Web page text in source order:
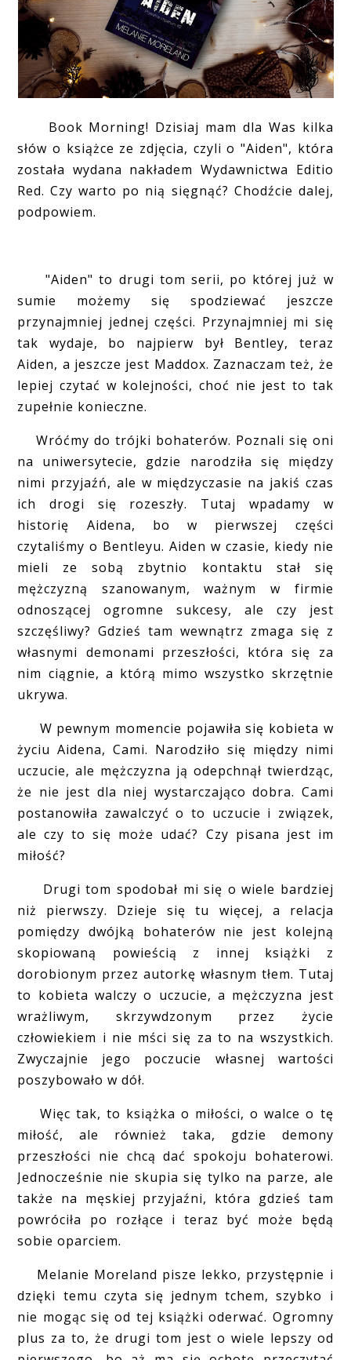
Book Morning! Dzisiaj mam dla Was kilka
słów o książce ze zdjęcia, czyli o "Aiden", która
została wydana nakładem Wydawnictwa Editio
Red. Czy warto po nią sięgnąć? Chodźcie dalej,
podpowiem.
"Aiden" to drugi tom serii, po której już w
sumie możemy się spodziewać jeszcze
przynajmniej jednej części. Przynajmniej mi się
tak wydaje, bo najpierw był Bentley, teraz
Aiden, a jeszcze jest Maddox. Zaznaczam też, że
lepiej czytać w kolejności, choć nie jest to tak
zupełnie konieczne.
Wróćmy do trójki bohaterów. Poznali się oni
na uniwersytecie, gdzie narodziła się między
nimi przyjaźń, ale w międzyczasie na jakiś czas
ich drogi się rozeszły. Tutaj wpadamy w
historię Aidena, bo w pierwszej części
czytaliśmy o Bentleyu. Aiden w czasie, kiedy nie
mieli ze sobą zbytnio kontaktu stał się
mężczyzną szanowanym, ważnym w firmie
odnoszącej ogromne sukcesy, ale czy jest
szczęśliwy? Gdzieś tam wewnątrz zmaga się z
własnymi demonami przeszłości, która się za
nim ciągnie, a którą mimo wszystko skrzętnie
ukrywa.
W pewnym momencie pojawiła się kobieta w
życiu Aidena, Cami. Narodziło się między nimi
uczucie, ale mężczyzna ją odepchnął twierdząc,
że nie jest dla niej wystarczająco dobra. Cami
postanowiła zawalczyć o to uczucie i związek,
ale czy to się może udać? Czy pisana jest im
miłość?
Drugi tom spodobał mi się o wiele bardziej
niż pierwszy. Dzieje się tu więcej, a relacja
pomiędzy dwójką bohaterów nie jest kolejną
skopiowaną powieścią z innej książki z
dorobionym przez autorkę własnym tłem. Tutaj
to kobieta walczy o uczucie, a mężczyzna jest
wrażliwym, skrzywdzonym przez życie
człowiekiem i nie mści się za to na wszystkich.
Zwyczajnie jego poczucie własnej wartości
poszybowało w dół.
Więc tak, to książka o miłości, o walce o tę
miłość, ale również taka, gdzie demony
przeszłości nie chcą dać spokoju bohaterowi.
Jednocześnie nie skupia się tylko na parze, ale
także na męskiej przyjaźni, która gdzieś tam
powróciła po rozłące i teraz być może będą
sobie oparciem.
Melanie Moreland pisze lekko, przystępnie i
dzięki temu czyta się jednym tchem, szybko i
nie mogąc się od tej książki oderwać. Ogromny
plus za to, że drugi tom jest o wiele lepszy od